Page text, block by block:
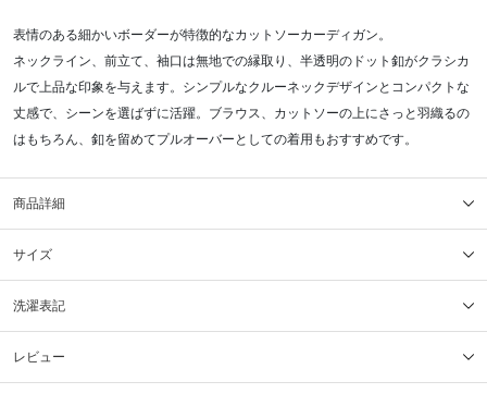
表情のある細かいボーダーが特徴的なカットソーカーディガン。
ネックライン、前立て、袖口は無地での縁取り、半透明のドット釦がクラシカ
ルで上品な印象を与えます。シンプルなクルーネックデザインとコンパクトな
丈感で、シーンを選ばずに活躍。ブラウス、カットソーの上にさっと羽織るの
はもちろん、釦を留めてプルオーバーとしての着用もおすすめです。
商品詳細
サイズ
洗濯表記
レビュー